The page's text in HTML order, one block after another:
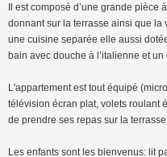
Il est composé d’une grande
donnant sur la terrasse ainsi que la
une cuisine separée elle aussi
bain avec douche à l’italienne et
L'appartement est tout équipé
télévision écran plat, volets roulant
de prendre ses repas sur la
Les enfants sont les bienvenus: lit